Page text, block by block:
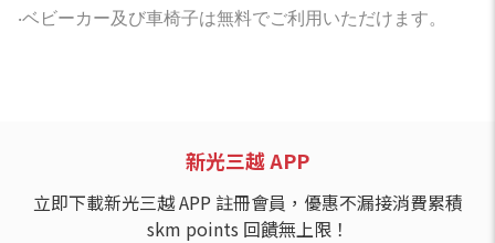
‧ベビーカー及び車椅子は無料でご利用いただけます。
新光三越 APP
立即下載新光三越 APP 註冊會員，優惠不漏接消費累積
skm points 回饋無上限！